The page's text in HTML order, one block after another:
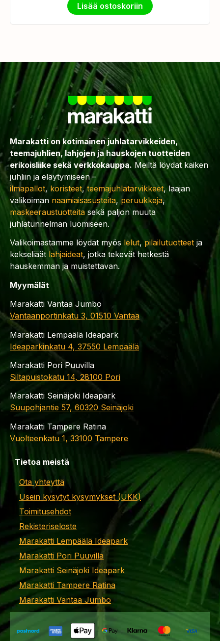
Lisää ostoskoriin
Marakatti on kotimainen juhlatarvikkeiden,
teemajuhlien, lahjojen ja hauskojen tuotteiden
erikoisliike sekä verkkokauppa. Meiltä löydät kaiken
juhliin ja eläytymiseen –
ilmapallot, koristeet,teemajuhlatarvikkeet, laajan
valikoiman naamiaisasusteita, peruukkeja,
maskeeraustuotteita sekä paljon muuta
juhlatunnelman luomiseen.
Valikoimastamme löydät myös lelut,pilailutuotteet ja
kekseliäät lahjaideat, jotka tekevät hetkestä
hauskemman ja muistettavan.
Myymälät
Marakatti Vantaa Jumbo
Vantaanportinkatu 3, 01510 Vantaa
Marakatti Lempäälä Ideapark
Ideaparkinkatu 4, 37550 Lempäälä
Marakatti Pori Puuvilla
Siltapuistokatu 14, 28100 Pori
Marakatti Seinäjoki Ideapark
Suupohjantie 57, 60320 Seinäjoki
Marakatti Tampere Ratina
Vuolteenkatu 1, 33100 Tampere
Tietoa meistä
Ota yhteyttä
Usein kysytyt kysymykset (UKK)
Toimitusehdot
Rekisteriseloste
Marakatti Lempäälä Ideapark
Marakatti Pori Puuvilla
Marakatti Seinäjoki Ideapark
Marakatti Tampere Ratina
Marakatti Vantaa Jumbo